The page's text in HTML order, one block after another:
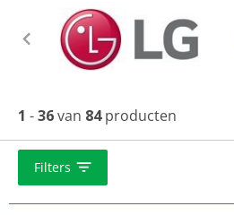
1 -36van 84producten
Filters
Gratis bezorgden we nemen je
We kunnen je nieuwe TV ook